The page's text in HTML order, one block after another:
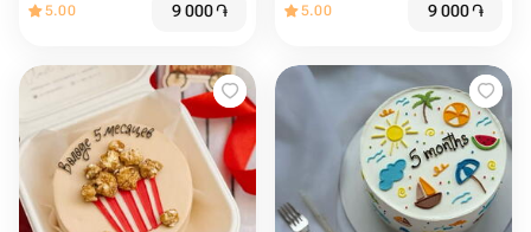
5.00 9 000֏ 5.00 9 000֏